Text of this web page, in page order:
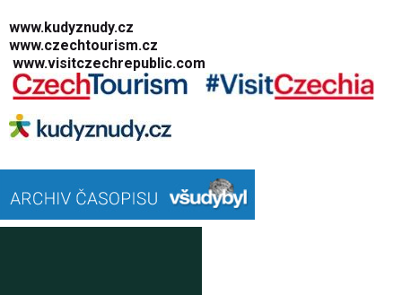
www.kudyznudy.cz
www.czechtourism.cz
www.visitczechrepublic.com